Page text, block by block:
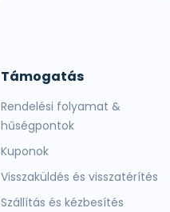
Támogatás
Rendelési folyamat &
hűségpontok
Kuponok
Visszaküldés és visszatérítés
Szállítás és kézbesítés